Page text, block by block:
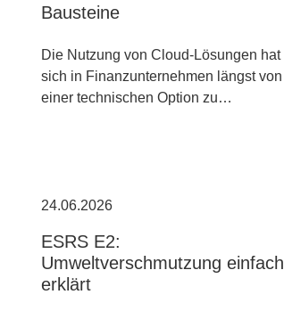
Bausteine
Die Nutzung von Cloud-Lösungen hat
sich in Finanzunternehmen längst von
einer technischen Option zu…
24.06.2026
ESRS E2:
Umweltverschmutzung einfach
erklärt